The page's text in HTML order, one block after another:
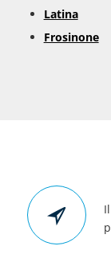
Latina
Frosinone